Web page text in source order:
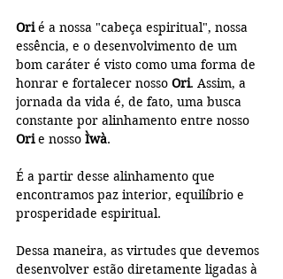
Ori é a nossa "cabeça espiritual", nossa
essência, e o desenvolvimento de um
bom caráter é visto como uma forma de
honrar e fortalecer nosso Ori. Assim, a
jornada da vida é, de fato, uma busca
constante por alinhamento entre nosso
Ori e nosso Ìwà.
É a partir desse alinhamento que
encontramos paz interior, equilíbrio e
prosperidade espiritual.
Dessa maneira, as virtudes que devemos
desenvolver estão diretamente ligadas à